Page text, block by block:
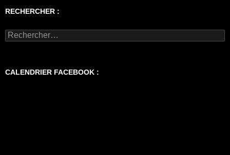
RECHERCHER :
Rechercher :
CALENDRIER FACEBOOK :